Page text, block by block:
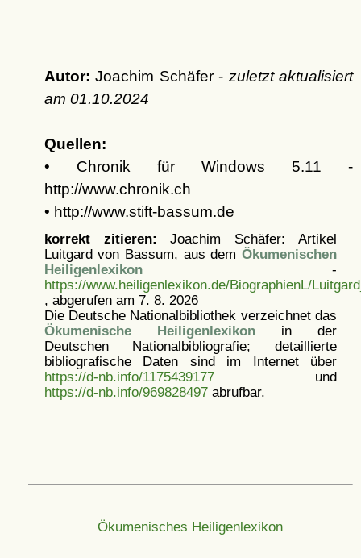
Autor: Joachim Schäfer - zuletzt aktualisiert
am 01.10.2024
Quellen:
• Chronik für Windows 5.11 -
http://www.chronik.ch
• http://www.stift-bassum.de
korrekt zitieren: Joachim Schäfer: Artikel
Luitgard von Bassum, aus dem Ökumenischen
Heiligenlexikon-
https://www.heiligenlexikon.de/BiographienL/
, abgerufen am 7. 8. 2026
Die Deutsche Nationalbibliothek verzeichnet das
Ökumenische Heiligenlexikonin der
Deutschen Nationalbibliografie; detaillierte
bibliografische Daten sind im Internet über
https://d-nb.info/1175439177und
https://d-nb.info/969828497abrufbar.
Ökumenisches Heiligenlexikon